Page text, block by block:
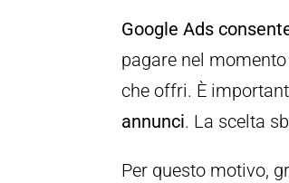
Google Ads
pagare nel
che offri. È
annunci. La scelta
Per questo motivo,